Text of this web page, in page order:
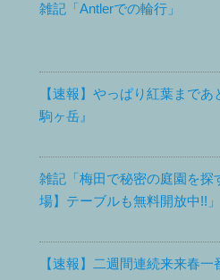
雑記「Antlerでの輪行」
【速報】やっぱり紅葉まで
駒ヶ岳』
雑記「梅田で秘密の庭園を探
場】テーブルも無料開放中!!」
【速報】二週間連続来来春